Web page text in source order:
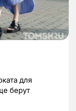
для
берут